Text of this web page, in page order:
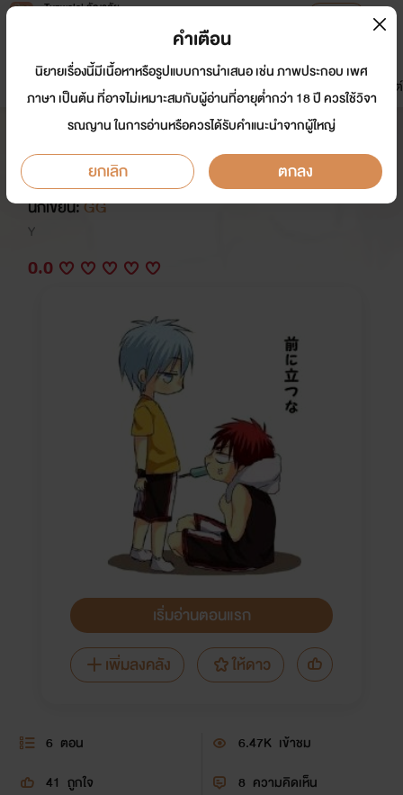
Tunwalai ธัญวลัย
หน้าแรก นิยาย อีบุ๊ก การ์ตูน
มาใหม่
ดรีมแชท ธัญลิสต์
เรื่องฮาๆของคนบ้ากับหนุ่มวิสวะขา
นักเขียน:GG
Y
0.0
เริ่มอ่านตอนแรก
เพิ่มลงคลัง
ให้ดาว
6 ตอน 6.47K เข้าชม
41 ถูกใจ 8 ความคิดเห็น
คำเตือน
นิยายเรื่องนี้มีเนื้อหาหรือรูปแบบการนำเสนอ เช่น ภาพประกอบ เพศ
ภาษา เป็นต้น ที่อาจไม่เหมาะสมกับผู้อ่านที่อายุต่ำกว่า 18 ปี ควรใช้วิจา
รณญาน ในการอ่านหรือควรได้รับคำแนะนำจากผู้ใหญ่
ยกเลิก ตกลง